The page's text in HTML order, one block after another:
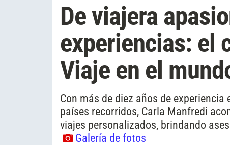
De viajera
experiencias: el
Viaje en el
Con más de diez años de
países recorridos, Carla Manfredi
viajes personalizados, brindando
Galería de fotos